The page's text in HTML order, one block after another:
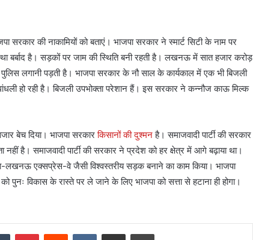
सरकार की नाकामियों को बताएं। भाजपा सरकार ने स्मार्ट सिटी के नाम पर
बर्बाद है। सड़कों पर जाम की स्थिति बनी रहती है। लखनऊ में सात हजार करोड़
लगानी पड़ती है। भाजपा सरकार के नौ साल के कार्यकाल में एक भी बिजली
हो रही है। बिजली उपभोक्ता परेशान हैं। इस सरकार ने कन्नौज काऊ मिल्क
बेच दिया। भाजपा सरकारकिसानों की दुश्मनहै। समाजवादी पार्टी की सरकार
है। समाजवादी पार्टी की सरकार ने प्रदेश को हर क्षेत्र में आगे बढ़ाया था।
एक्सप्रेस-वे जैसी विश्वस्तरीय सड़क बनाने का काम किया। भाजपा
विकास के रास्ते पर ले जाने के लिए भाजपा को सत्ता से हटाना ही होगा।
Tumblr PinterestReddit VKontakteShare via Email Print